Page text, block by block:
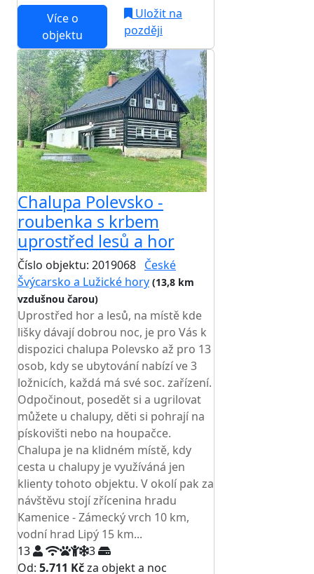
Více o
objektu
Uložit na
později
Chalupa Polevsko -
roubenka s krbem
uprostřed lesů a hor
Číslo objektu: 2019068 České
Švýcarsko a Lužické hory (13,8 km
vzdušnou čarou)
Uprostřed hor a lesů, na místě kde
lišky dávají dobrou noc, je pro Vás k
dispozici chalupa Polevsko až pro 13
osob, kdy se ubytování nabízí ve 3
ložnicích, každá má své soc. zařízení.
Odpočinout, posedět si a ugrilovat
můžete u chalupy, děti si pohrají na
pískovišti nebo na houpačce.
Chalupa je na klidném místě, kdy
cesta u chalupy je využíváná jen
klienty tohoto objektu. V okolí pak za
návštěvu stojí zřícenina hradu
Kamenice - Zámecký vrch 10 km,
vodní hrad Lipý 15 km...
13
3
Od: 5.711 Kčza objekt a noc